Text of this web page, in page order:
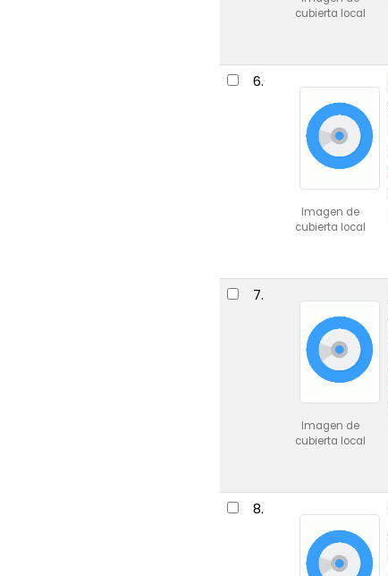
cubierta local
6.
Imagen de
cubierta local
7.
Imagen de
cubierta local
8.